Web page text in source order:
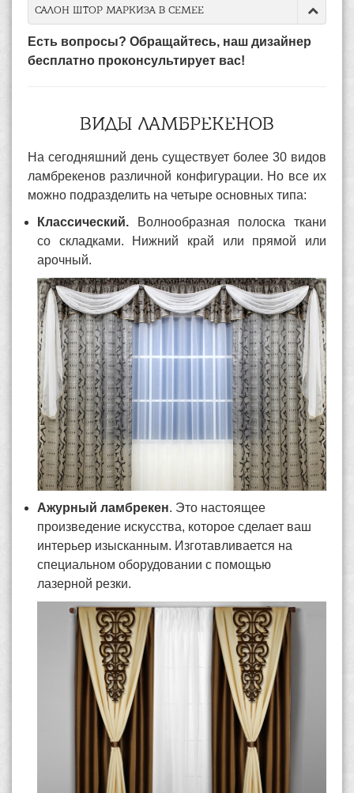
САЛОН ШТОР МАРКИЗА В СЕМЕЕ
Есть вопросы? Обращайтесь, наш дизайнер
бесплатно проконсультирует вас!
ВИДЫ ЛАМБРЕКЕНОВ
На сегодняшний день существует более 30 видов
ламбрекенов различной конфигурации. Но все их
можно подразделить на четыре основных типа:
Классический. Волнообразная полоска ткани
со складками. Нижний край или прямой или
арочный.
Ажурный ламбрекен. Это настоящее
произведение искусства, которое сделает ваш
интерьер изысканным. Изготавливается на
специальном оборудовании с помощью
лазерной резки.